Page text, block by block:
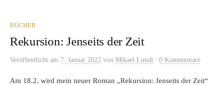
BÜCHER
Rekursion: Jenseits der Zeit
Veröffentlicht am 7. Januar 2022 von Mikael Lundt / 0 Kommentare
Am 18.2. wird mein neuer Roman „Rekursion: Jenseits der Zeit“